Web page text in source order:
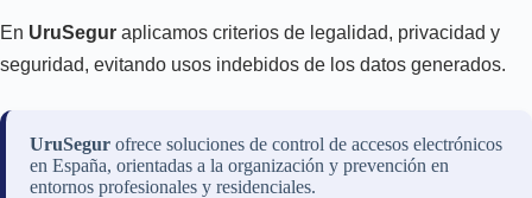
En UruSegur aplicamos criterios de legalidad, privacidad y
seguridad, evitando usos indebidos de los datos generados.
UruSegur ofrece soluciones de control de accesos electrónicos
en España, orientadas a la organización y prevención en
entornos profesionales y residenciales.